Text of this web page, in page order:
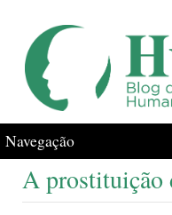
Navegação
A prostituição